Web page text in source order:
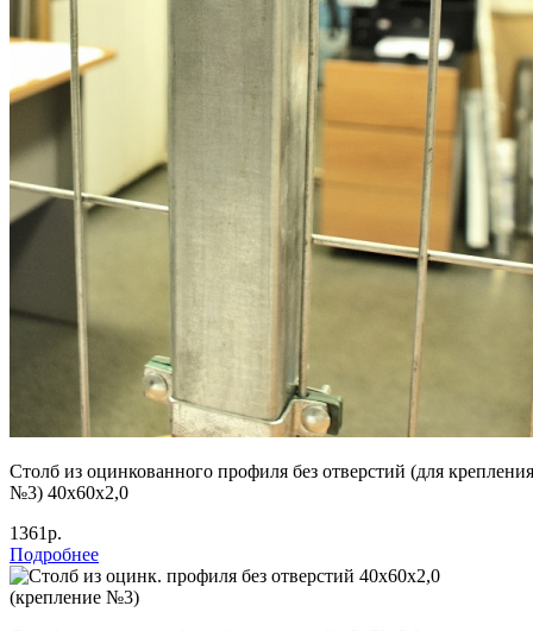
Столб из оцинкованного профиля без отверстий (для крепления
№3) 40х60х2,0
1361р.
Подробнее